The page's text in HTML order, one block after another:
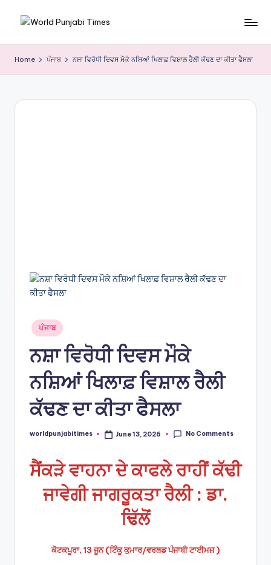
o
rl
d
Home ਪੰਜਾਬ ਨਸ਼ਾ ਵਿਰੋਧੀ ਦਿਵਸ ਮੌਕੇ ਨਸ਼ਿਆਂ ਖਿਲਾਫ਼ ਵਿਸ਼ਾਲ ਰੈਲੀ ਕੱਢਣ ਦਾ ਕੀਤਾ ਫੈਸਲਾ
Posted
in
ਪੰਜਾਬ
ਨਸ਼ਾ ਵਿਰੋਧੀ ਦਿਵਸ ਮੌਕੇ
ਨਸ਼ਿਆਂ ਖਿਲਾਫ਼ ਵਿਸ਼ਾਲ ਰੈਲੀ
ਕੱਢਣ ਦਾ ਕੀਤਾ ਫੈਸਲਾ
Posted
worldpunjabitimes June 13, 2026 No Comments
ਸੈਂਕੜੇ ਵਾਹਨਾ ਦੇ ਕਾਫਲੇ ਰਾਹੀਂ ਕੱਢੀ
ਜਾਵੇਗੀ ਜਾਗਰੂਕਤਾ ਰੈਲੀ : ਡਾ.
ਢਿੱਲੋਂ
ਕੋਟਕਪੂਰਾ, 13 ਜੂਨ (ਟਿੰਕੂ ਕੁਮਾਰ/ਵਰਲਡ ਪੰਜਾਬੀ ਟਾਈਮਜ਼ )